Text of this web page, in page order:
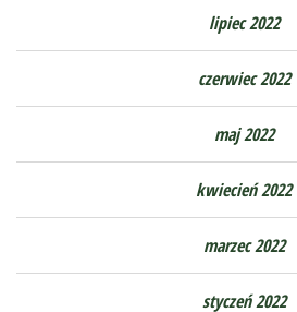
lipiec 2022
czerwiec 2022
maj 2022
kwiecień 2022
marzec 2022
styczeń 2022